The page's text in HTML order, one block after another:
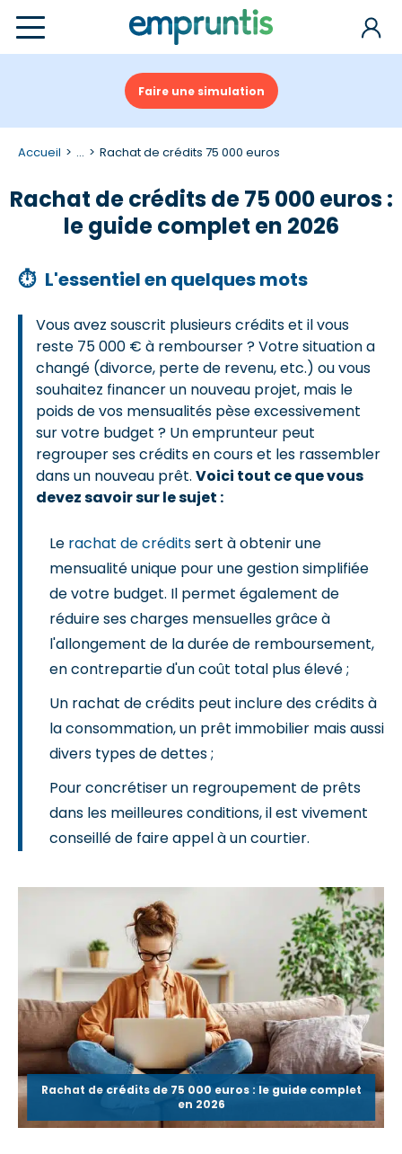
Faire une simulation
Accueil ... Rachat de crédits 75 000 euros
Rachat de crédits de 75 000 euros :
le guide complet en 2026
⏱ L'essentiel en quelques mots
Vous avez souscrit plusieurs crédits et il vous
reste 75 000 € à rembourser ? Votre situation a
changé (divorce, perte de revenu, etc.) ou vous
souhaitez financer un nouveau projet, mais le
poids de vos mensualités pèse excessivement
sur votre budget ? Un emprunteur peut
regrouper ses crédits en cours et les rassembler
dans un nouveau prêt. Voici tout ce que vous
devez savoir sur le sujet :
Le rachat de créditssert à obtenir une
mensualité unique pour une gestion simplifiée
de votre budget. Il permet également de
réduire ses charges mensuelles grâce à
l'allongement de la durée de remboursement,
en contrepartie d'un coût total plus élevé ;
Un rachat de crédits peut inclure des crédits à
la consommation, un prêt immobilier mais aussi
divers types de dettes ;
Pour concrétiser un regroupement de prêts
dans les meilleures conditions, il est vivement
conseillé de faire appel à un courtier.
Rachat de crédits de 75 000 euros : le guide complet
en 2026